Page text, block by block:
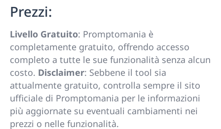
Prezzi:
Livello Gratuito: Promptomania è
completamente gratuito, offrendo accesso
completo a tutte le sue funzionalità senza alcun
costo. Disclaimer: Sebbene il tool sia
attualmente gratuito, controlla sempre il sito
ufficiale di Promptomania per le informazioni
più aggiornate su eventuali cambiamenti nei
prezzi o nelle funzionalità.